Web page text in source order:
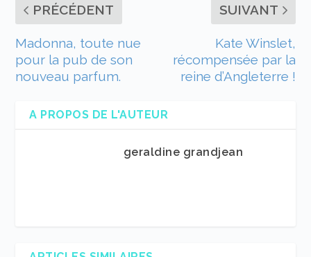
PRÉCÉDENT
Madonna, toute nue
pour la pub de son
nouveau parfum.
SUIVANT
Kate Winslet,
récompensée par la
reine d’Angleterre !
A PROPOS DE L'AUTEUR
geraldine grandjean